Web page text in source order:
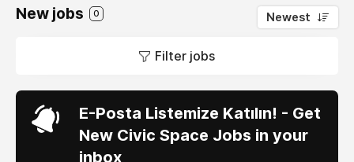
New jobs 0 Newest
Filter jobs
E-Posta Listemize Katılın! - Get
New Civic Space Jobs in your
inbox